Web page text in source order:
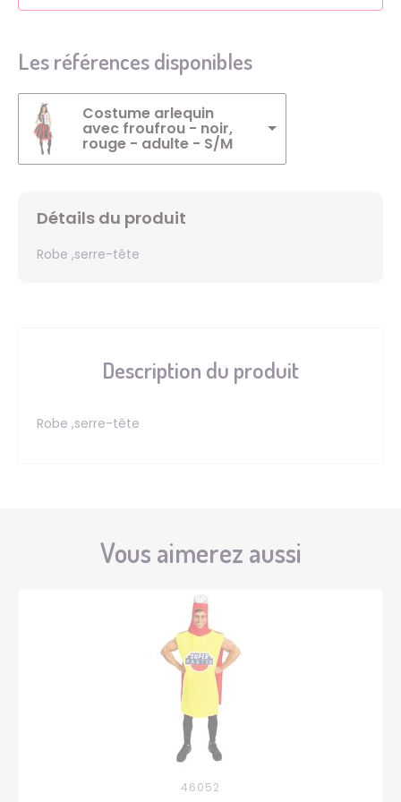
Les références disponibles
Costume arlequin
avec froufrou - noir,
rouge - adulte - S/M
Détails du produit
Robe ,serre-tête
Description du produit
Robe ,serre-tête
Vous aimerez aussi
46052